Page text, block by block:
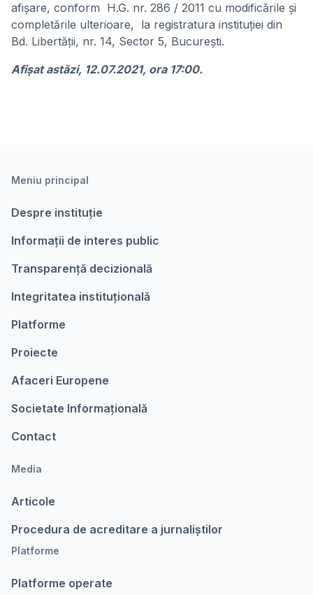
afişare, conform H.G. nr. 286 / 2011 cu modificările și
completările ulterioare, la registratura instituției din
Bd. Libertății, nr. 14, Sector 5, București.
Afișat astăzi, 12.07.2021, ora 17:00.
Meniu principal
Despre instituție
Informații de interes public
Transparență decizională
Integritatea instituțională
Platforme
Proiecte
Afaceri Europene
Societate Informațională
Contact
Media
Articole
Procedura de acreditare a jurnaliștilor
Platforme
Platforme operate